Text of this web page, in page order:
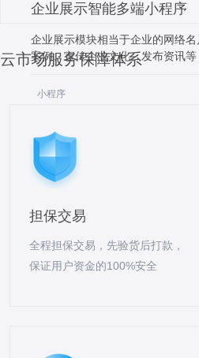
企业展示智能多端小程序
企业展示模块相当于企业的网络
案例、宣传企业文化、发布资讯等
小程序
云市场服务保障体系
担保交易
全程担保交易，先验货后打款，
保证用户资金的100%安全